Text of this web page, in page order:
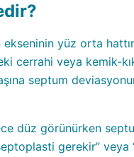
ekseninin yüz orta
cerrahi veya kemik-
septum
düz görünürken
gerekir” veya